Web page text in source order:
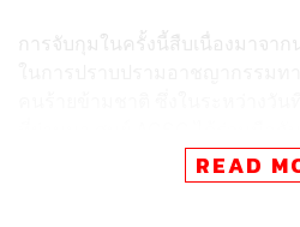
การจับกุมในครั้งนี้สืบเนื่องมาจาก
สหรัฐอเมริกาและหน่วยงานบังคับ
READ